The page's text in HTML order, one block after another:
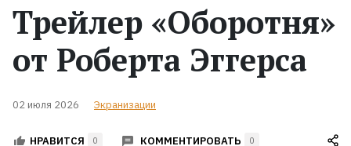
Новости
Книги
Трейлер «Оборотня»
от Роберта Эггерса
02 июля 2026 Экранизации
НРАВИТСЯ 0 КОММЕНТИРОВАТЬ 0